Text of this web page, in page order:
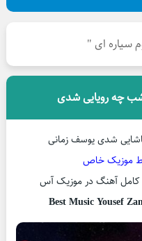
سیاره ای "
چه رویایی شدی
شدی یوسف زمانی
موزیک خاص
Best Music Yousef